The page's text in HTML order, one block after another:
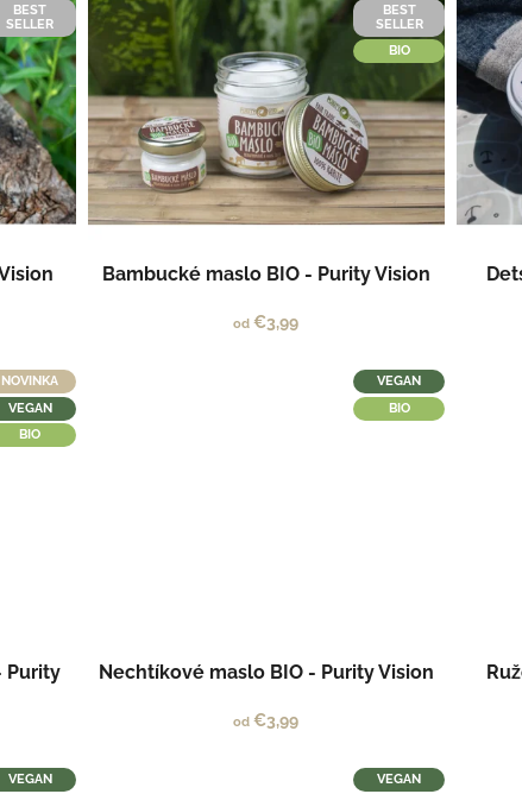
BEST
SELLER
BEST
SELLER
BIO
Bambucké maslo BIO - Purity Vision
od €3,99
NOVINKA
VEGAN
BIO
Purity
VEGAN
BIO
Nechtíkové maslo BIO - Purity Vision
od €3,99
VEGAN VEGAN